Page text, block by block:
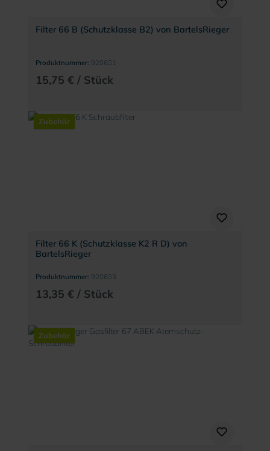
Filter 66 B (Schutzklasse B2) von BartelsRieger
Produktnummer: 920601
15,75 € / Stück
Zubehör
Filter 66 K (Schutzklasse K2 R D) von
BartelsRieger
Produktnummer: 920603
13,35 € / Stück
Zubehör